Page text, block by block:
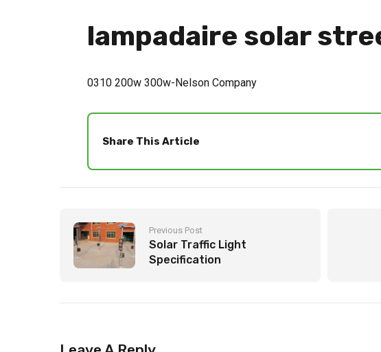
lampadaire solar
0310 200w 300w-Nelson Company
Share This Article
Previous Post
Solar Traffic Light
Specification